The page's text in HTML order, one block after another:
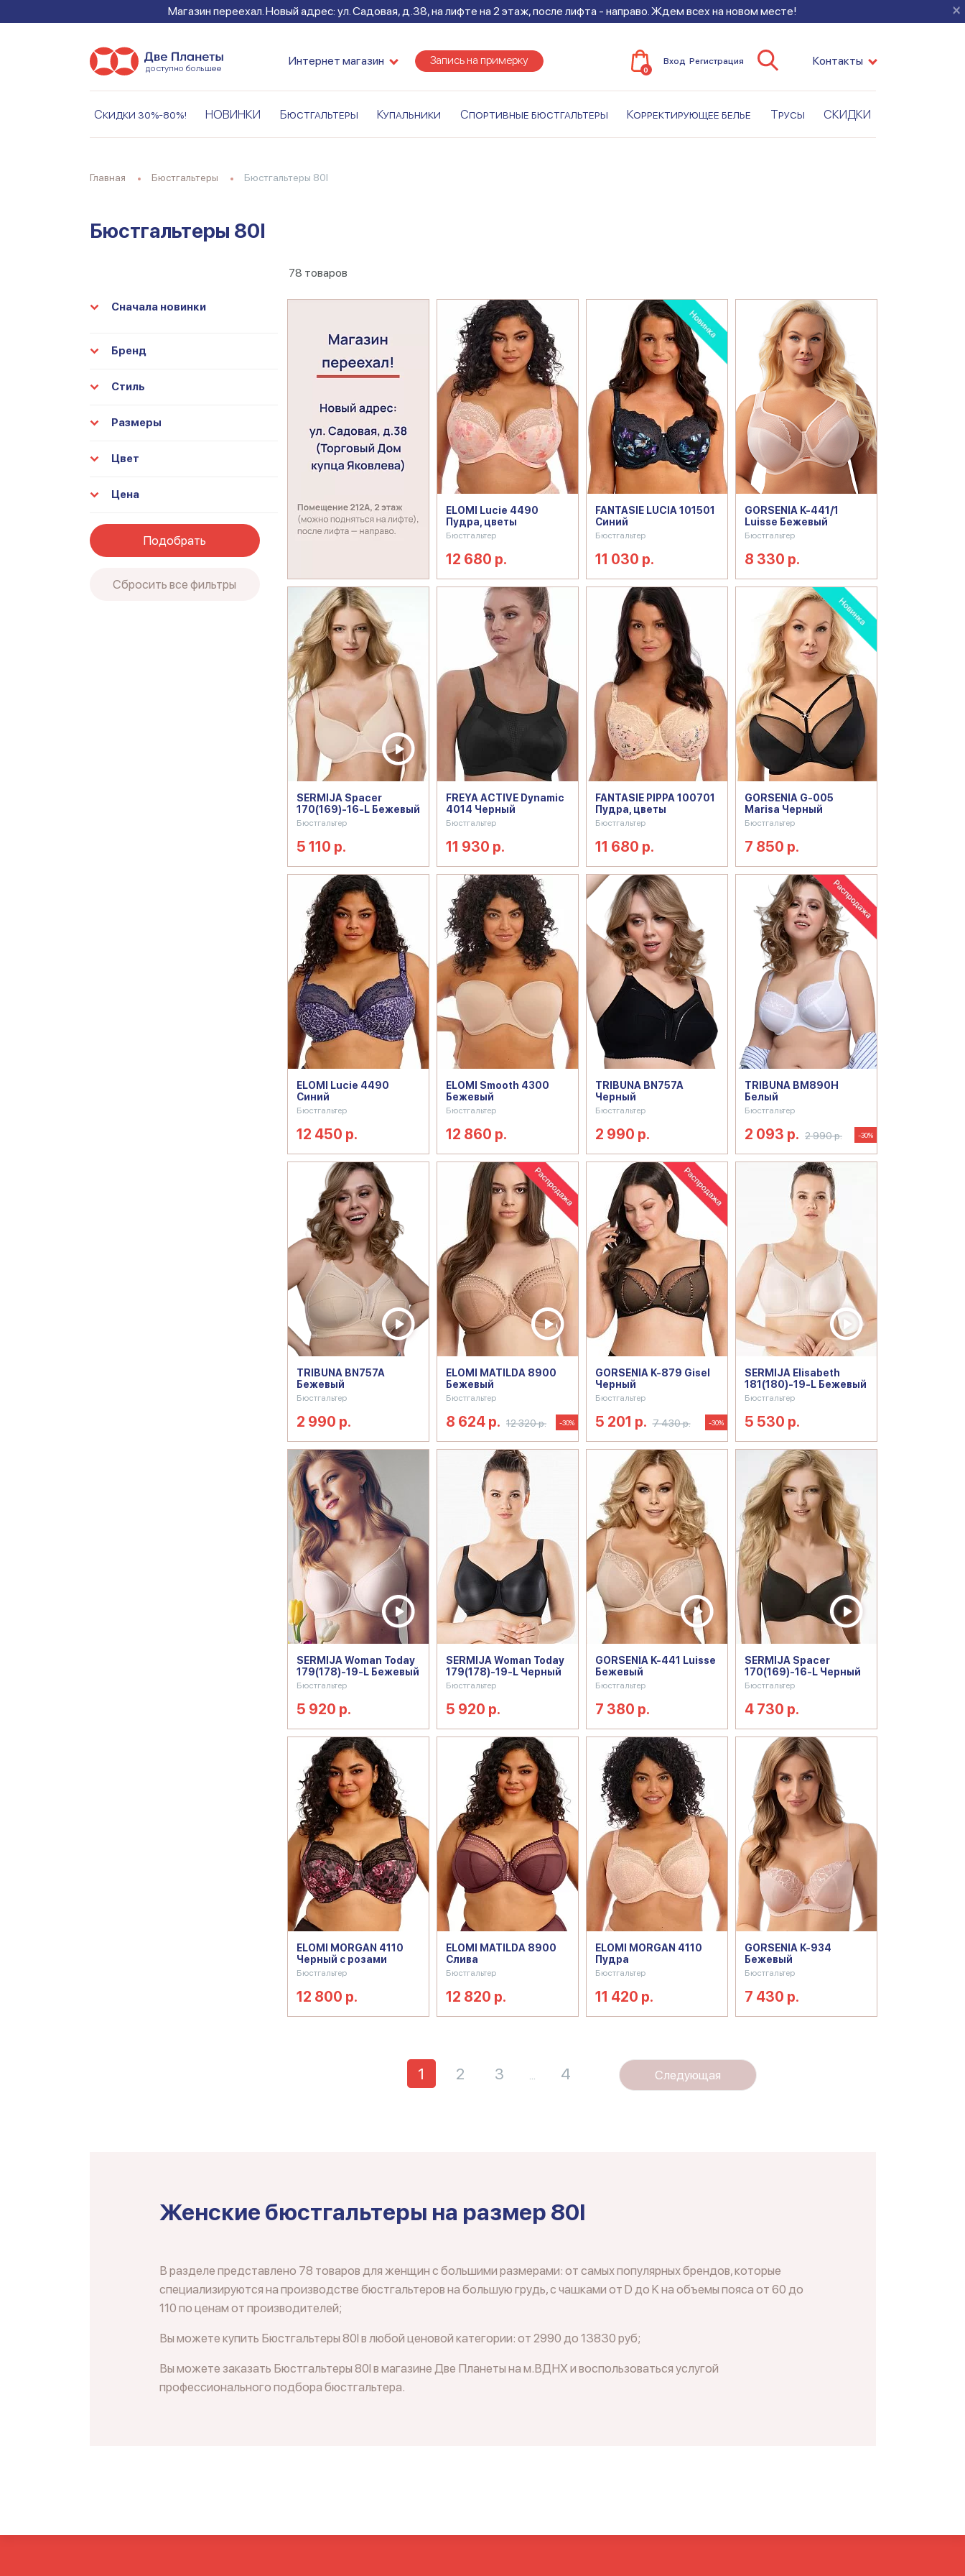
×
Магазин переехал. Новый адрес: ул. Садовая, д.38, на лифте на 2 этаж, после лифта - направо. Ждем всех на новом месте!
Интернет магазин Запись на примерку
0
Вход Регистрация Контакты
Скидки 30%-80%! НОВИНКИ Бюстгальтеры Купальники Спортивные бюстгальтеры Корректирующее белье Трусы СКИДКИ
Главная Бюстгальтеры Бюстгальтеры 80I
Бюстгальтеры 80I
Сначала новинки
Бренд
Стиль
Размеры
Цвет
Цена
Подобрать
Сбросить все фильтры
78 товаров
ELOMI Lucie 4490
Пудра, цветы
Бюстгальтер
12 680 р.
FANTASIE LUCIA 101501
Синий
Бюстгальтер
11 030 р.
GORSENIA K-441/1
Luisse Бежевый
Бюстгальтер
8 330 р.
SERMIJA Spacer
170(169)-16-L Бежевый
Бюстгальтер
5 110 р.
FREYA ACTIVE Dynamic
4014 Черный
Бюстгальтер
11 930 р.
FANTASIE PIPPA 100701
Пудра, цветы
Бюстгальтер
11 680 р.
GORSENIA G-005
Marisa Черный
Бюстгальтер
7 850 р.
ELOMI Lucie 4490
Синий
Бюстгальтер
12 450 р.
ELOMI Smooth 4300
Бежевый
Бюстгальтер
12 860 р.
TRIBUNA BN757A
Черный
Бюстгальтер
2 990 р.
TRIBUNA BM890H
Белый
Бюстгальтер
2 093 р. 2 990 р. -30%
TRIBUNA BN757A
Бежевый
Бюстгальтер
2 990 р.
ELOMI MATILDA 8900
Бежевый
Бюстгальтер
8 624 р. 12 320 р. -30%
GORSENIA K-879 Gisel
Черный
Бюстгальтер
5 201 р. 7 430 р. -30%
SERMIJA Elisabeth
181(180)-19-L Бежевый
Бюстгальтер
5 530 р.
SERMIJA Woman Today
179(178)-19-L Бежевый
Бюстгальтер
5 920 р.
SERMIJA Woman Today
179(178)-19-L Черный
Бюстгальтер
5 920 р.
GORSENIA K-441 Luisse
Бежевый
Бюстгальтер
7 380 р.
SERMIJA Spacer
170(169)-16-L Черный
Бюстгальтер
4 730 р.
ELOMI MORGAN 4110
Черный с розами
Бюстгальтер
12 800 р.
ELOMI MATILDA 8900
Слива
Бюстгальтер
12 820 р.
ELOMI MORGAN 4110
Пудра
Бюстгальтер
11 420 р.
GORSENIA K-934
Бежевый
Бюстгальтер
7 430 р.
1 2 3 ... 4 Следующая
Женские бюстгальтеры на размер 80I
В разделе представлено 78 товаров для женщин с большими размерами: от самых популярных брендов, которые
специализируются на производстве бюстгальтеров на большую грудь, с чашками от D до K на объемы пояса от 60 до
110 по ценам от производителей;
Вы можете купить Бюстгальтеры 80I в любой ценовой категории: от 2990 до 13830 руб;
Вы можете заказать Бюстгальтеры 80I в магазине Две Планеты на м.ВДНХ и воспользоваться услугой
профессионального подбора бюстгальтера.